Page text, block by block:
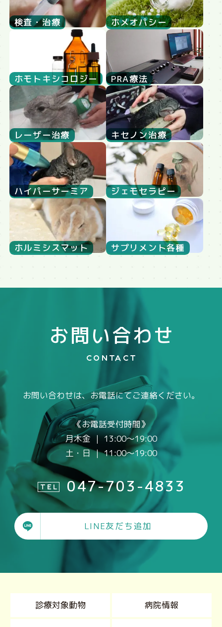
検査・治療 ホメオパシー
ホモトキシコロジー PRA療法
レーザー治療 キセノン治療
ハイパーサーミア ジェモセラピー
ホルミシスマット サプリメント各種
お問い合わせ
CONTACT
お問い合わせは、お電話にてご連絡ください。
《お電話受付時間》
月木金 ｜ 13:00～19:00
土・日 ｜ 11:00～19:00
TEL 047-703-4833
LINE友だち追加
診療対象動物 病院情報